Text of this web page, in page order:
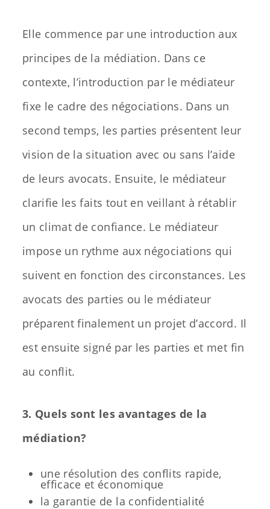
Elle commence par une introduction aux
principes de la médiation. Dans ce
contexte, l’introduction par le médiateur
fixe le cadre des négociations. Dans un
second temps, les parties présentent leur
vision de la situation avec ou sans l’aide
de leurs avocats. Ensuite, le médiateur
clarifie les faits tout en veillant à rétablir
un climat de confiance. Le médiateur
impose un rythme aux négociations qui
suivent en fonction des circonstances. Les
avocats des parties ou le médiateur
préparent finalement un projet d’accord. Il
est ensuite signé par les parties et met fin
au conflit.
3. Quels sont les avantages de la
médiation?
une résolution des conflits rapide,
efficace et économique
la garantie de la confidentialité